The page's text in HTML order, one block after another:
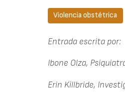
Violencia obstétrica
Entrada escrita por:
Ibone Olza,
Erin Killbride,